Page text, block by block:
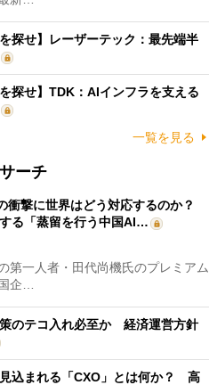
探せ】レーザーテック：最先端半
探せ】TDK：AIインフラを支える
一覧を見る
ーチ
衝撃に世界はどう対応するのか？
る「蒸留を行う中国AI…
一人者・田代尚機氏のプレミアム
企…
のテコ入れ必至か 経済運営方針
込まれる「CXO」とは何か？ 高